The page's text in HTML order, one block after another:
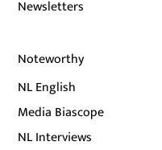
Newsletters
Noteworthy
NL English
Media Biascope
NL Interviews